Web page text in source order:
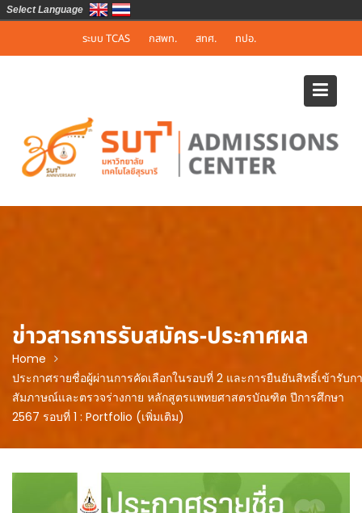
ระบบ TCAS กสพท. สทศ. ทปอ.
ข่าวสารการรับสมัคร-ประกาศผล
Home
ประกาศรายชื่อผู้ผ่านการคัดเลือกในรอบที่ 2 และการยืนยันสิทธิ์เข้ารับก
สัมภาษณ์และตรวจร่างกาย หลักสูตรแพทยศาสตรบัณฑิต ปีการศึกษา
2567 รอบที่ 1 : Portfolio (เพิ่มเติม)
Select Language